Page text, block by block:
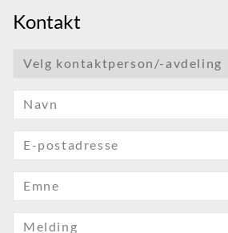
Kontakt
Velg kontaktperson/-avdeling
Navn
E-postadresse
Emne
Melding